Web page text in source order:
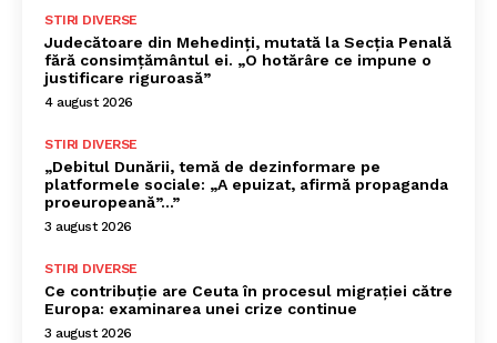
STIRI DIVERSE
Judecătoare din Mehedinți, mutată la Secția Penală
fără consimțământul ei. „O hotărâre ce impune o
justificare riguroasă”
4 august 2026
STIRI DIVERSE
„Debitul Dunării, temă de dezinformare pe
platformele sociale: „A epuizat, afirmă propaganda
proeuropeană”…”
3 august 2026
STIRI DIVERSE
Ce contribuție are Ceuta în procesul migrației către
Europa: examinarea unei crize continue
3 august 2026